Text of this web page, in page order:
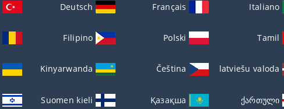
Italiano
Français
Deutsch
Tamil
Polski
Filipino
latviešu valoda
Čeština
Kinyarwanda
ქართული
Қазақша
Suomen kieli